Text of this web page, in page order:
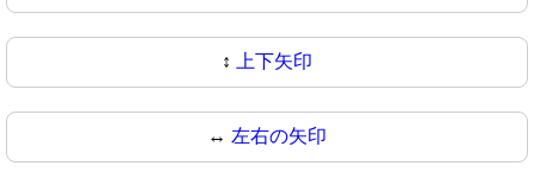
↕ 上下矢印
↔️ 左右の矢印